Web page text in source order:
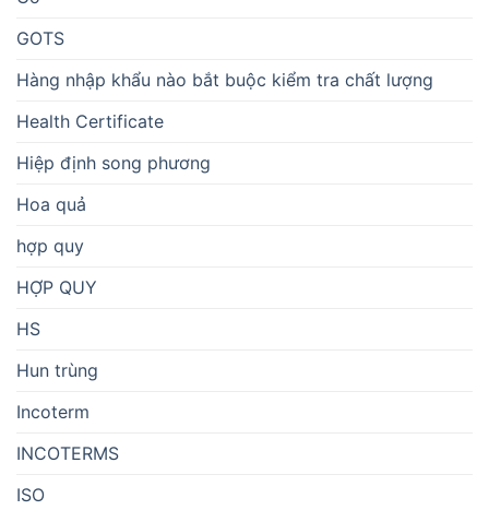
GOTS
Hàng nhập khẩu nào bắt buộc kiểm tra chất lượng
Health Certificate
Hiệp định song phương
Hoa quả
hợp quy
HỢP QUY
HS
Hun trùng
Incoterm
INCOTERMS
ISO